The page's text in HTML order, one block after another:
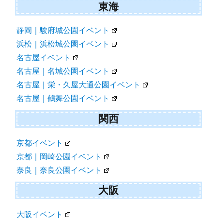
東海
静岡｜駿府城公園イベント
浜松｜浜松城公園イベント
名古屋イベント
名古屋｜名城公園イベント
名古屋｜栄・久屋大通公園イベント
名古屋｜鶴舞公園イベント
関西
京都イベント
京都｜岡崎公園イベント
奈良｜奈良公園イベント
大阪
大阪イベント